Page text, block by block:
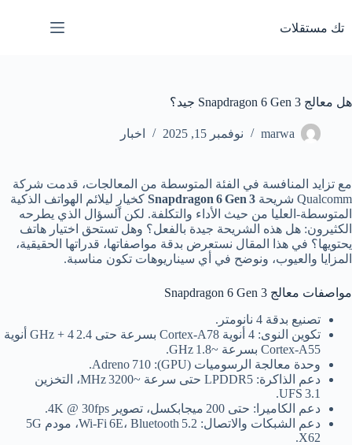
إلى
المحتوى
تك مستقلات
هل معالج Snapdragon 6 Gen 3 جيد؟
marwa نوفمبر 15, 2025 اخبار
مع تزايد المنافسة في الفئة المتوسطة من المعالجات، قدمت شركة
Qualcomm شريحة
Snapdragon 6 Gen 3 كخيارٍ ليلائم الهواتف الذكية
المتوسطة‑العليا من حيث الأداء والتكلفة. لكن السؤال الذي يطرحه
الكثيرون: هل هذه الشريحة جيدة بالفعل؟ وهل تستحق اختيار هاتف
يحتويها؟ في هذا المقال نستعرض بدقة مواصفاتها، قدراتها الحقيقية،
المزايا والعيوب، ونوضح في أي سيناريوهات تكون مناسبة.
مواصفات معالج Snapdragon 6 Gen 3
تصنيع بدقة 4 نانومتر.
تكوين النوى: 4 أنوية Cortex‑A78 بسرعة حتى 2.4 GHz + 4 أنوية
Cortex‑A55 بسرعة ~1.8 GHz.
وحدة معالجة الرسوميات (GPU): Adreno 710.
دعم الذاكرة: LPDDR5 حتى سرعة ~3200 MHz، التخزين
UFS 3.1.
دعم الكاميرا: حتى 200 ميجابكسل، تصوير 4K @ 30fps.
دعم الشبكات والاتصال: Wi‑Fi 6E، Bluetooth 5.2، مودم 5G
X62.